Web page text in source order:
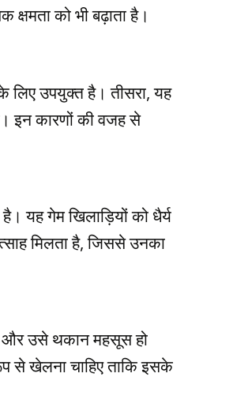
को भी बढ़ाता है।
उपयुक्त है। तीसरा, यह
इन कारणों की वजह से
यह गेम खिलाड़ियों को धैर्य
मिलता है, जिससे उनका
उसे थकान महसूस हो
से खेलना चाहिए ताकि इसके